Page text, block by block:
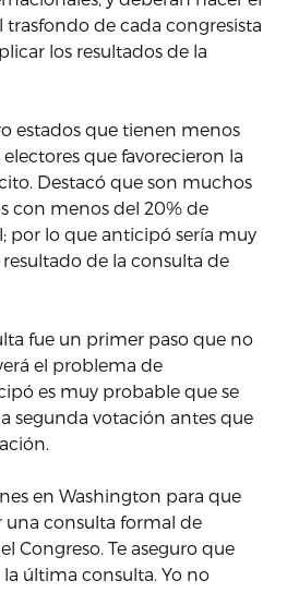
de cada congresista
los resultados de la
estados que tienen menos
que favorecieron la
Destacó que son muchos
con menos del 20% de
por lo que anticipó sería muy
de la consulta de
fue un primer paso que no
el problema de
es muy probable que se
segunda votación antes que
en Washington para que
una consulta formal de
Congreso. Te aseguro que
última consulta. Yo no